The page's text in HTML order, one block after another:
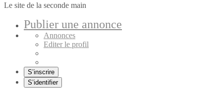
Le site de la seconde main
Publier une annonce
Annonces
Editer le profil
S’inscrire
S’identifier